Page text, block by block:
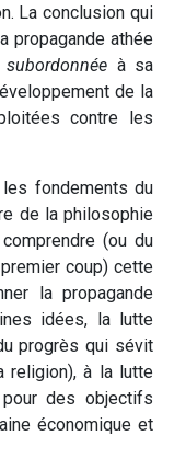
La conclusion qui
propagande athée
subordonnée à sa
de la
contre les
les fondements du
de la philosophie
(ou du
coup) cette
la propagande
idées, la lutte
progrès qui sévit
religion), à la lutte
des objectifs
économique et